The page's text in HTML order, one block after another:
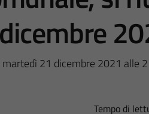
21 dicembre 2021 alle
Tempo di